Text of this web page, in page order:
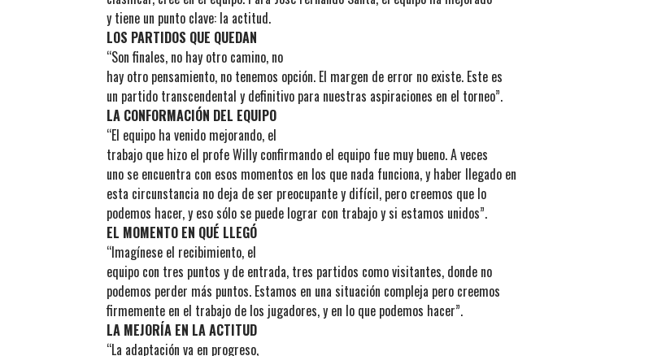
y tiene un punto clave: la actitud.
LOS PARTIDOS QUE QUEDAN
“Son finales, no hay otro camino, no
hay otro pensamiento, no tenemos opción. El margen de error no existe. Este es
un partido transcendental y definitivo para nuestras aspiraciones en el torneo”.
LA CONFORMACIÓN DEL EQUIPO
“El equipo ha venido mejorando, el
trabajo que hizo el profe Willy confirmando el equipo fue muy bueno. A veces
uno se encuentra con esos momentos en los que nada funciona, y haber llegado en
esta circunstancia no deja de ser preocupante y difícil, pero creemos que lo
podemos hacer, y eso sólo se puede lograr con trabajo y si estamos unidos”.
EL MOMENTO EN QUÉ LLEGÓ
“Imagínese el recibimiento, el
equipo con tres puntos y de entrada, tres partidos como visitantes, donde no
podemos perder más puntos. Estamos en una situación compleja pero creemos
firmemente en el trabajo de los jugadores, y en lo que podemos hacer”.
LA MEJORÍA EN LA ACTITUD
“La adaptación va en progreso,